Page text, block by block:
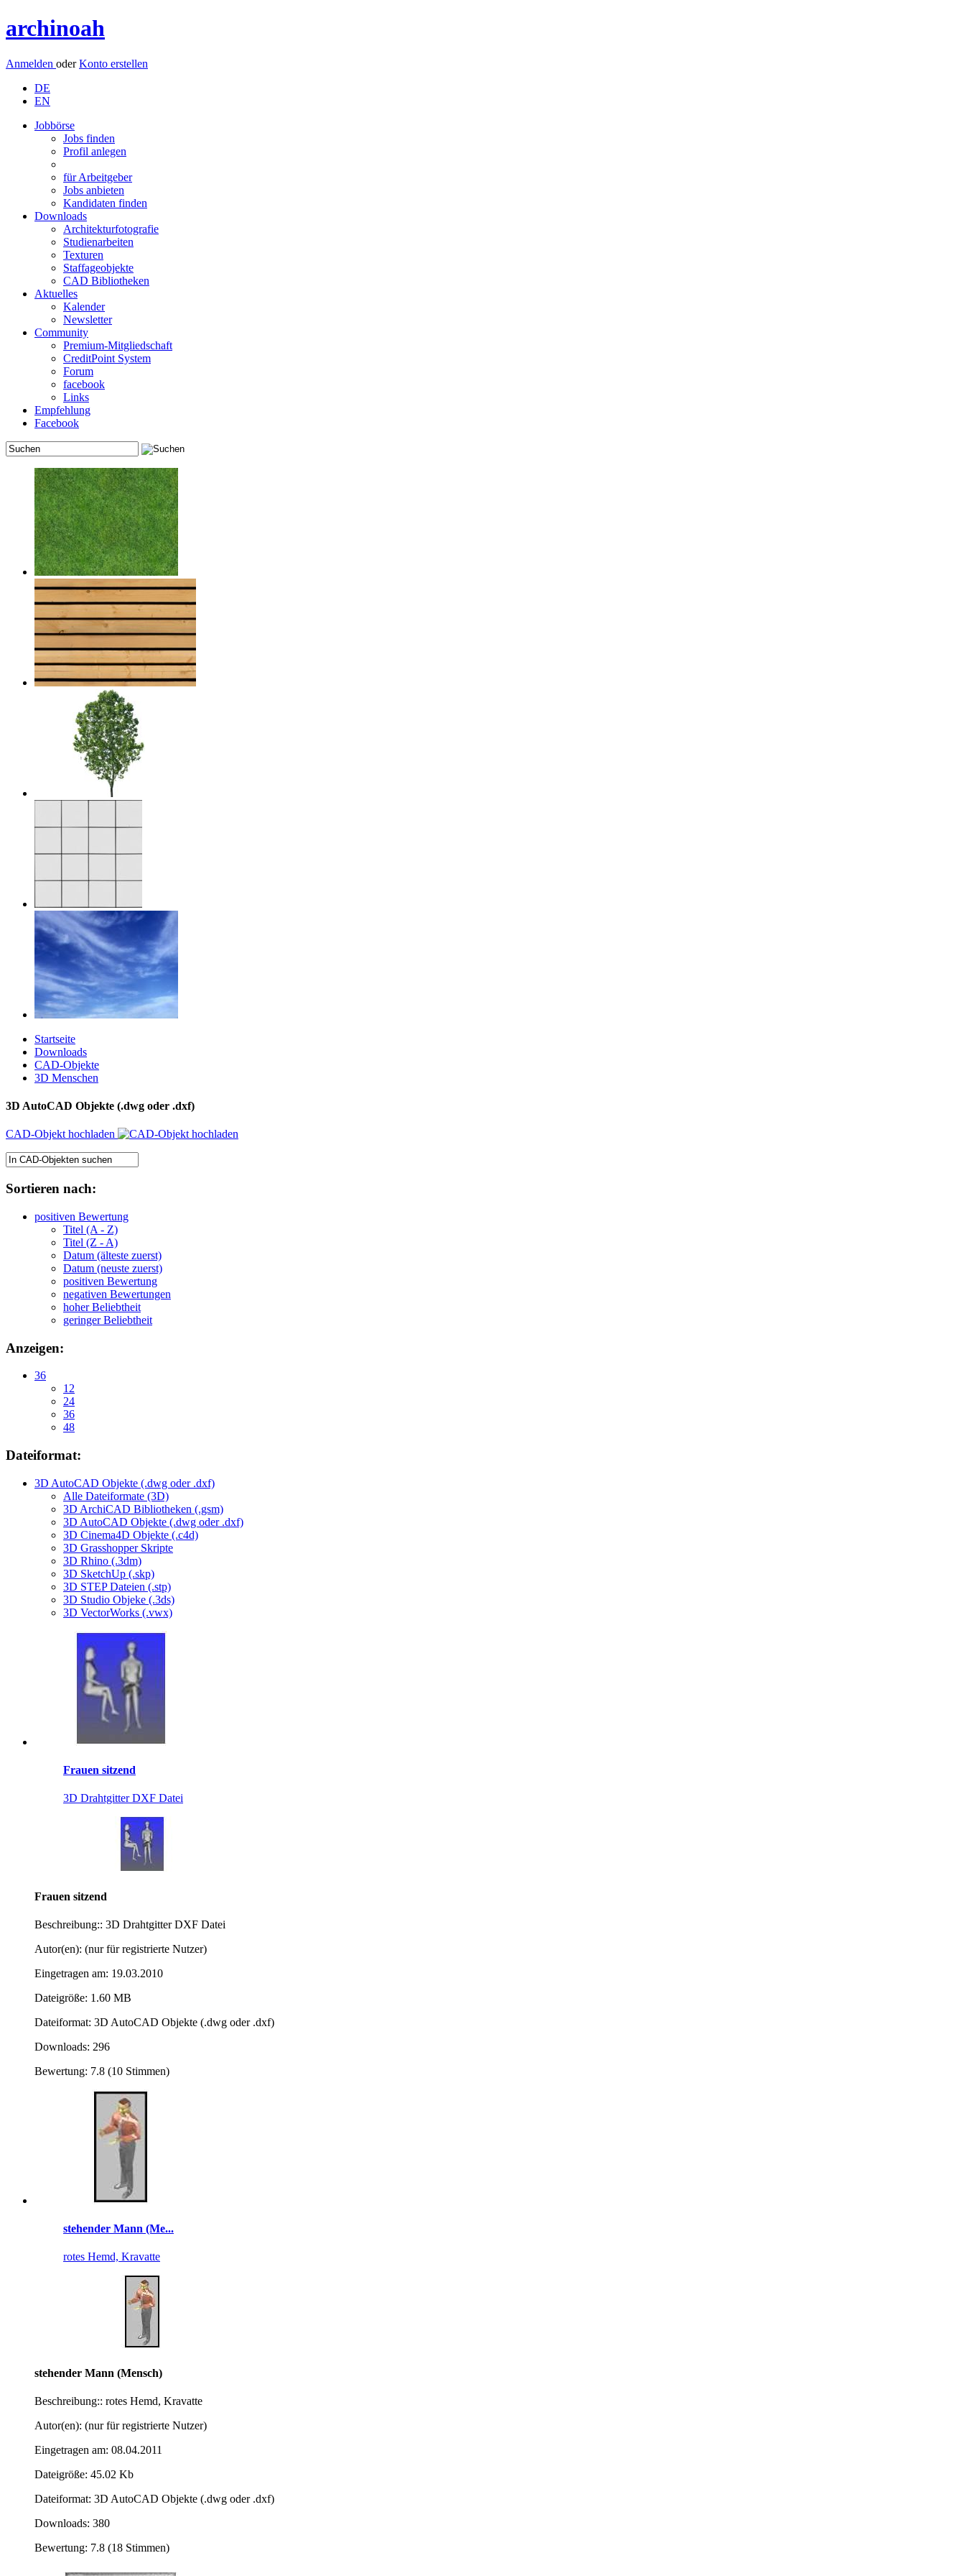
archinoah
Anmelden oderKonto erstellen
DE
EN
Jobbörse
Jobs finden
Profil anlegen
für Arbeitgeber
Jobs anbieten
Kandidaten finden
Downloads
Architekturfotografie
Studienarbeiten
Texturen
Staffageobjekte
CAD Bibliotheken
Aktuelles
Kalender
Newsletter
Community
Premium-Mitgliedschaft
CreditPoint System
Forum
facebook
Links
Empfehlung
Facebook
Startseite
Downloads
CAD-Objekte
3D Menschen
3D AutoCAD Objekte (.dwg oder .dxf)
CAD-Objekt hochladen
Sortieren nach:
positiven Bewertung
Titel (A - Z)
Titel (Z - A)
Datum (älteste zuerst)
Datum (neuste zuerst)
positiven Bewertung
negativen Bewertungen
hoher Beliebtheit
geringer Beliebtheit
Anzeigen:
36
12
24
36
48
Dateiformat:
3D AutoCAD Objekte (.dwg oder .dxf)
Alle Dateiformate (3D)
3D ArchiCAD Bibliotheken (.gsm)
3D AutoCAD Objekte (.dwg oder .dxf)
3D Cinema4D Objekte (.c4d)
3D Grasshopper Skripte
3D Rhino (.3dm)
3D SketchUp (.skp)
3D STEP Dateien (.stp)
3D Studio Objeke (.3ds)
3D VectorWorks (.vwx)
Frauen sitzend
3D Drahtgitter DXF Datei
Frauen sitzend
Beschreibung:: 3D Drahtgitter DXF Datei
Autor(en): (nur für registrierte Nutzer)
Eingetragen am: 19.03.2010
Dateigröße: 1.60 MB
Dateiformat: 3D AutoCAD Objekte (.dwg oder .dxf)
Downloads: 296
Bewertung: 7.8 (10 Stimmen)
stehender Mann (Me...
rotes Hemd, Kravatte
stehender Mann (Mensch)
Beschreibung:: rotes Hemd, Kravatte
Autor(en): (nur für registrierte Nutzer)
Eingetragen am: 08.04.2011
Dateigröße: 45.02 Kb
Dateiformat: 3D AutoCAD Objekte (.dwg oder .dxf)
Downloads: 380
Bewertung: 7.8 (18 Stimmen)